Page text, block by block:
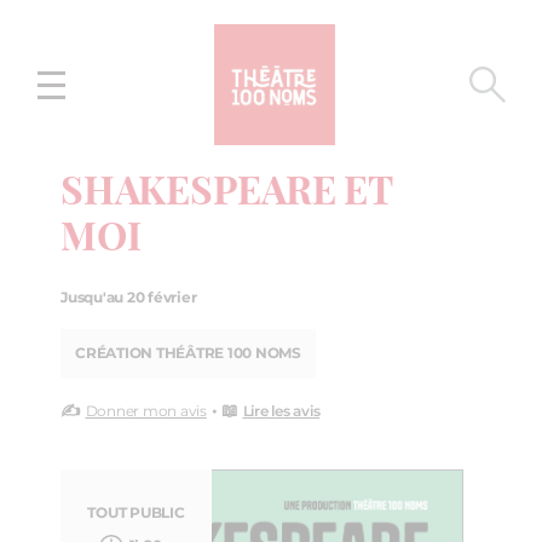
menu
SHAKESPEARE ET
MOI
Jusqu'au 20 février
CRÉATION THÉÂTRE 100 NOMS
✍️ Donner mon avis• 📖 Lire les avis
TOUT PUBLIC